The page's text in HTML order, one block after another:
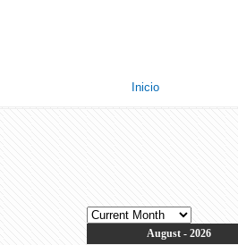
Inicio
August - 2026